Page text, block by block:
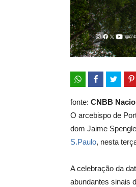
fonte: CNBB
O arcebispo de
dom Jaime
S.Paulo, nesta
A celebração da
abundantes sinais